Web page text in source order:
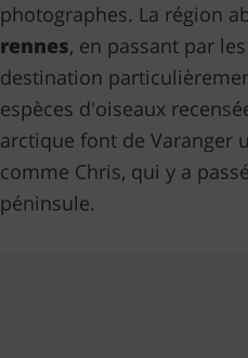
photographes. La région
rennes, en passant par les
destination
espèces d'oiseaux
arctique font de Varanger
comme Chris, qui y a
péninsule.